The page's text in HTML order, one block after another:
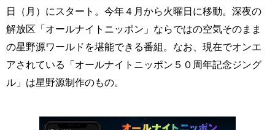
日（月）にスタート。今年４月から火曜日に移動。深夜の
解放区「オールナイトニッポン」ならではの空気そのまま
の星野源ワールドを堪能できる番組。なお、現在でオンエ
アされている「オールナイトニッポン５０周年記念ジング
ル」は星野源制作のもの。